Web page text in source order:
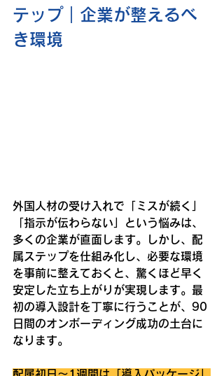
テップ｜企業が整えるべ
き環境
外国人材の受け入れで「ミスが続く」
「指示が伝わらない」という悩みは、
多くの企業が直面します。しかし、配
属ステップを仕組み化し、必要な環境
を事前に整えておくと、驚くほど早く
安定した立ち上がりが実現します。最
初の導入設計を丁寧に行うことが、90
日間のオンボーディング成功の土台に
なります。
配属初日〜1週間は「導入パッケージ」